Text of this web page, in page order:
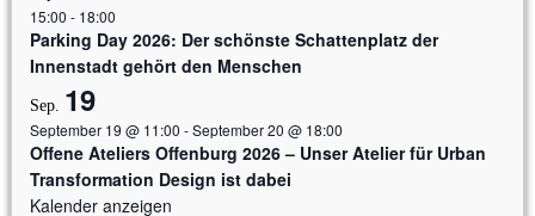
15:00 - 18:00
Parking Day 2026: Der schönste Schattenplatz der
Innenstadt gehört den Menschen
Sep. 19
September 19 @ 11:00 -September 20 @ 18:00
Offene Ateliers Offenburg 2026 – Unser Atelier für Urban
Transformation Design ist dabei
Kalender anzeigen